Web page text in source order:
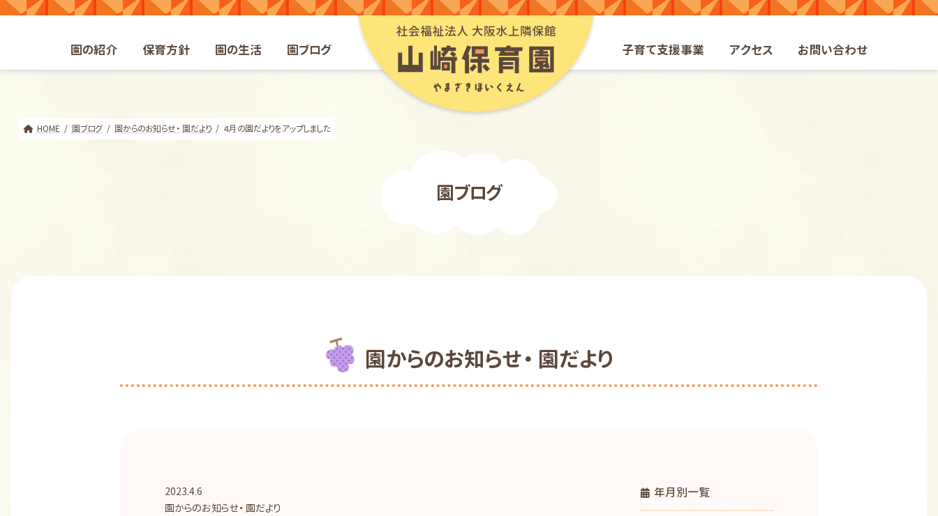
コ
ツ
ナ
シ
山崎保育園webサイト
園の紹介 保育方針 園の生活 園ブログ 子育て支援事業 アクセス お問い合わせ
HOME 園ブログ 園からのお知らせ・ 園だより ４月の園だよりをアップしました
園ブログ
園からのお知らせ・ 園だより
2023.4.6
園からのお知らせ・ 園だより
年月別一覧